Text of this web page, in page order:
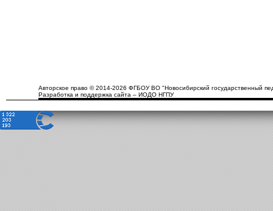
Авторское право © 2014-2026 ФГБОУ ВО "Новосибирский государственный
Разработка и поддержка сайта – ИОДО НГПУ